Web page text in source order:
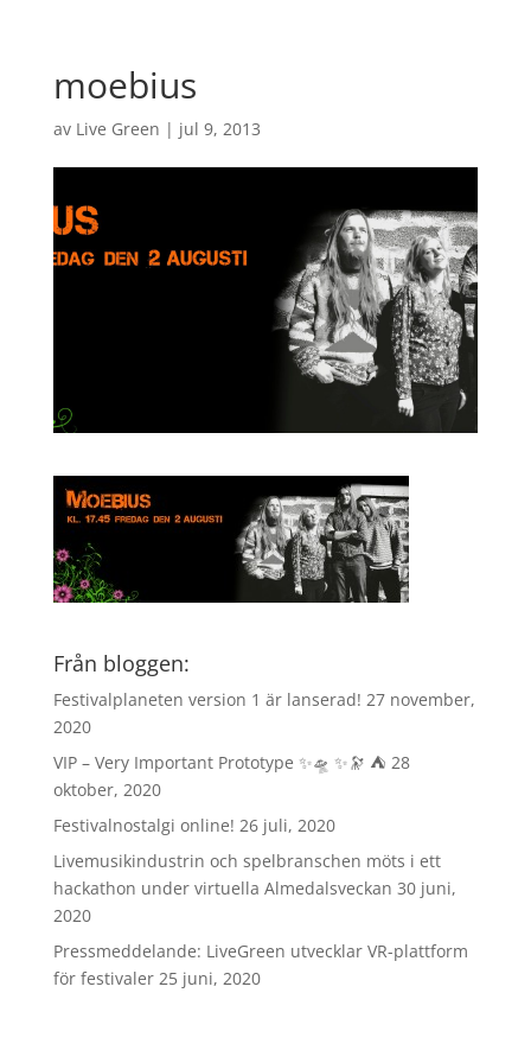
moebius
av Live Green | jul 9, 2013
Från bloggen:
Festivalplaneten version 1 är lanserad! 27 november,
2020
VIP – Very Important Prototype ✨🛸 ✨🔭 ⛺️ 28
oktober, 2020
Festivalnostalgi online! 26 juli, 2020
Livemusikindustrin och spelbranschen möts i ett
hackathon under virtuella Almedalsveckan 30 juni,
2020
Pressmeddelande: LiveGreen utvecklar VR-plattform
för festivaler 25 juni, 2020